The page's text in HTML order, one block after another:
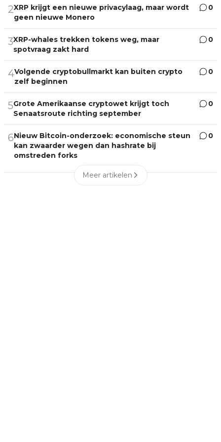
2XRP krijgt een nieuwe privacylaag, maar wordt
geen nieuwe Monero
0
3XRP-whales trekken tokens weg, maar
spotvraag zakt hard
0
4Volgende cryptobullmarkt kan buiten crypto
zelf beginnen
0
5Grote Amerikaanse cryptowet krijgt toch
Senaatsroute richting september
0
6Nieuw Bitcoin-onderzoek: economische steun
kan zwaarder wegen dan hashrate bij
omstreden forks
0
Meer artikelen